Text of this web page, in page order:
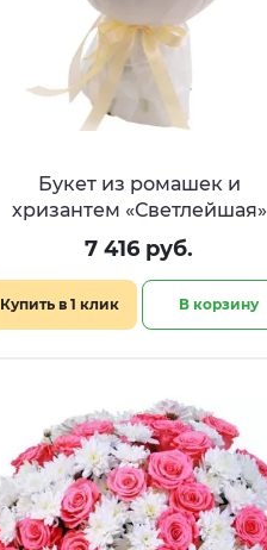
Букет из ромашек и
хризантем «Светлейшая»
7 416 руб.
Купить в 1 клик В корзину